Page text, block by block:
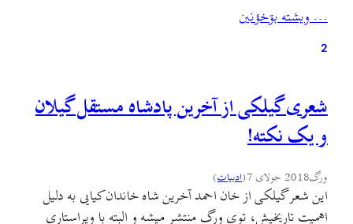
گیلان پرداخته و با بررسی آسیب‌ها، ریشۀ این…
… ويشته بۊخؤنين
2
شعری گیلکی از آخرین پادشاه مستقل گیلان
و یک نکته!
ورگ2018 جولای 7 (ادبيات)
این شعر گیلکی از خان احمد آخرین شاه خاندان کیایی به دلیل
اهمیت تاریخیش، توی ورگ منتشر میشه و البته با ویراستاری